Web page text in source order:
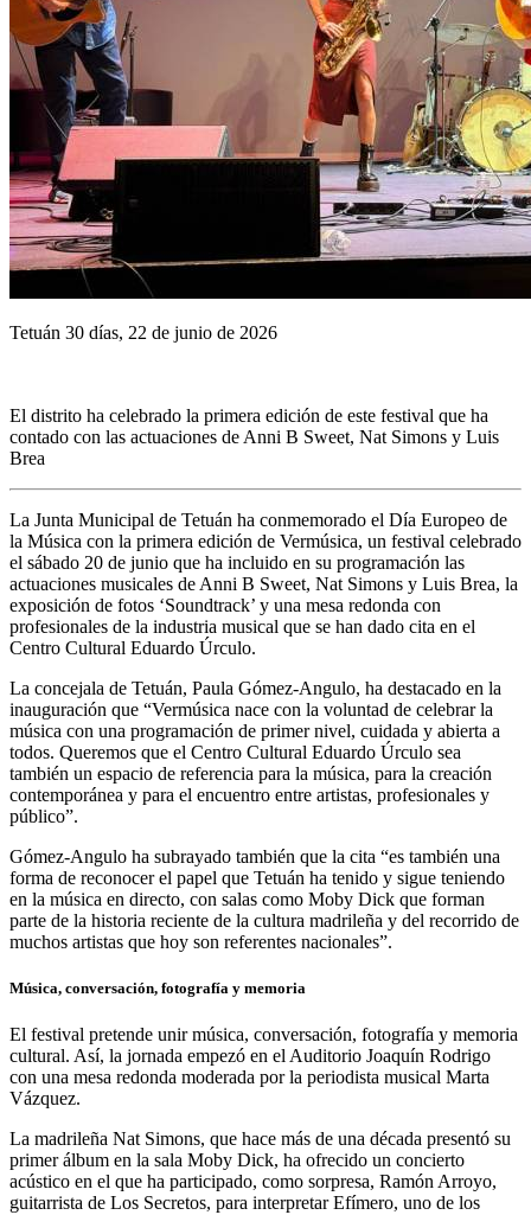
Tetuán 30 días, 22 de junio de 2026
El distrito ha celebrado la primera edición de este festival que ha
contado con las actuaciones de Anni B Sweet, Nat Simons y Luis
Brea
La Junta Municipal de Tetuán ha conmemorado el Día Europeo de
la Música con la primera edición de Vermúsica, un festival celebrado
el sábado 20 de junio que ha incluido en su programación las
actuaciones musicales de Anni B Sweet, Nat Simons y Luis Brea, la
exposición de fotos ‘Soundtrack’ y una mesa redonda con
profesionales de la industria musical que se han dado cita en el
Centro Cultural Eduardo Úrculo.
La concejala de Tetuán, Paula Gómez-Angulo, ha destacado en la
inauguración que “Vermúsica nace con la voluntad de celebrar la
música con una programación de primer nivel, cuidada y abierta a
todos. Queremos que el Centro Cultural Eduardo Úrculo sea
también un espacio de referencia para la música, para la creación
contemporánea y para el encuentro entre artistas, profesionales y
público”.
Gómez-Angulo ha subrayado también que la cita “es también una
forma de reconocer el papel que Tetuán ha tenido y sigue teniendo
en la música en directo, con salas como Moby Dick que forman
parte de la historia reciente de la cultura madrileña y del recorrido de
muchos artistas que hoy son referentes nacionales”.
Música, conversación, fotografía y memoria
El festival pretende unir música, conversación, fotografía y memoria
cultural. Así, la jornada empezó en el Auditorio Joaquín Rodrigo
con una mesa redonda moderada por la periodista musical Marta
Vázquez.
La madrileña Nat Simons, que hace más de una década presentó su
primer álbum en la sala Moby Dick, ha ofrecido un concierto
acústico en el que ha participado, como sorpresa, Ramón Arroyo,
guitarrista de Los Secretos, para interpretar Efímero, uno de los